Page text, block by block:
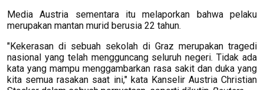
Media Austria sementara itu melaporkan bahwa pelaku
merupakan mantan murid berusia 22 tahun.
"Kekerasan di sebuah sekolah di Graz merupakan tragedi
nasional yang telah mengguncang seluruh negeri. Tidak ada
kata yang mampu menggambarkan rasa sakit dan duka yang
kita semua rasakan saat ini," kata Kanselir Austria Christian